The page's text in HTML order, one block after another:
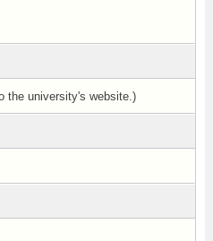
the university's website.)